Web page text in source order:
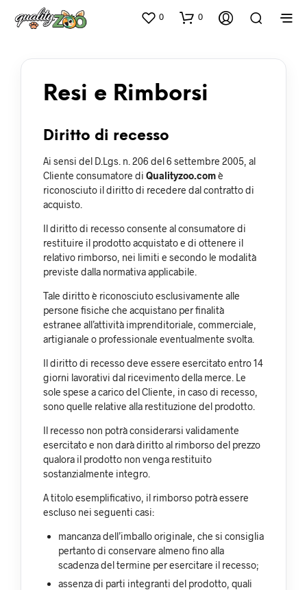
0 0
Resi e Rimborsi
Diritto di recesso
Ai sensi del D.Lgs. n. 206 del 6 settembre 2005, al
Cliente consumatore di Qualityzoo.comè
riconosciuto il diritto di recedere dal contratto di
acquisto.
Il diritto di recesso consente al consumatore di
restituire il prodotto acquistato e di ottenere il
relativo rimborso, nei limiti e secondo le modalità
previste dalla normativa applicabile.
Tale diritto è riconosciuto esclusivamente alle
persone fisiche che acquistano per finalità
estranee all’attività imprenditoriale, commerciale,
artigianale o professionale eventualmente svolta.
Il diritto di recesso deve essere esercitato entro 14
giorni lavorativi dal ricevimento della merce. Le
sole spese a carico del Cliente, in caso di recesso,
sono quelle relative alla restituzione del prodotto.
Il recesso non potrà considerarsi validamente
esercitato e non darà diritto al rimborso del prezzo
qualora il prodotto non venga restituito
sostanzialmente integro.
A titolo esemplificativo, il rimborso potrà essere
escluso nei seguenti casi:
mancanza dell’imballo originale, che si consiglia
pertanto di conservare almeno fino alla
scadenza del termine per esercitare il recesso;
assenza di parti integranti del prodotto, quali